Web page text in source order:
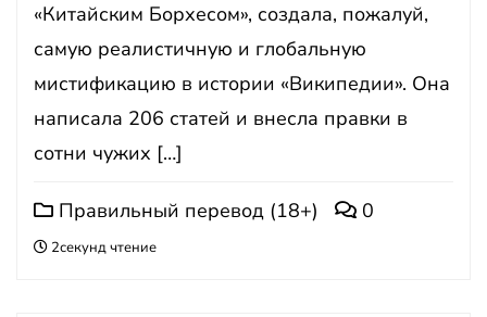
«Китайским Борхесом», создала, пожалуй,
самую реалистичную и глобальную
мистификацию в истории «Википедии». Она
написала 206 статей и внесла правки в
сотни чужих […]
Правильный перевод (18+) 0
2секунд чтение